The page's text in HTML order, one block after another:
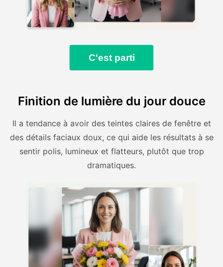
C'est parti
Finition de lumière du jour douce
Il a tendance à avoir des teintes claires de fenêtre et
des détails faciaux doux, ce qui aide les résultats à se
sentir polis, lumineux et flatteurs, plutôt que trop
dramatiques.